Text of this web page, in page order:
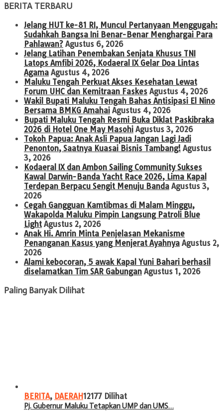
BERITA TERBARU
Jelang HUT ke-81 RI, Muncul Pertanyaan Menggugah:
Sudahkah Bangsa Ini Benar-Benar Menghargai Para
Pahlawan? Agustus 6, 2026
Jelang Latihan Penembakan Senjata Khusus TNI
Latops Amfibi 2026, Kodaeral IX Gelar Doa Lintas
Agama Agustus 4, 2026
Maluku Tengah Perkuat Akses Kesehatan Lewat
Forum UHC dan Kemitraan Faskes Agustus 4, 2026
Wakil Bupati Maluku Tengah Bahas Antisipasi El Nino
Bersama BMKG Amahai Agustus 4, 2026
Bupati Maluku Tengah Resmi Buka Diklat Paskibraka
2026 di Hotel One May Masohi Agustus 3, 2026
Tokoh Papua: Anak Asli Papua Jangan Lagi Jadi
Penonton, Saatnya Kuasai Bisnis Tambang! Agustus
3, 2026
Kodaeral IX dan Ambon Sailing Community Sukses
Kawal Darwin-Banda Yacht Race 2026, Lima Kapal
Terdepan Berpacu Sengit Menuju Banda Agustus 3,
2026
Cegah Gangguan Kamtibmas di Malam Minggu,
Wakapolda Maluku Pimpin Langsung Patroli Blue
Light Agustus 2, 2026
Anak Hi. Amrin Minta Penjelasan Mekanisme
Penanganan Kasus yang Menjerat Ayahnya Agustus 2,
2026
Alami kebocoran, 5 awak Kapal Yuni Bahari berhasil
diselamatkan Tim SAR Gabungan Agustus 1, 2026
Paling Banyak Dilihat
BERITA, DAERAH12177 Dilihat
Pj. Gubernur Maluku Tetapkan UMP dan UMS…